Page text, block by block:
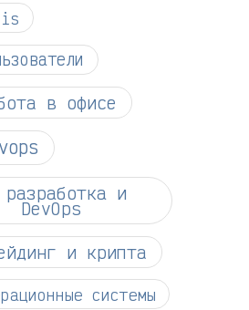
в офисе
разработка и
DevOps
и крипта
системы